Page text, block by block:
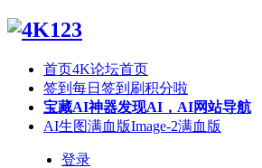
首页4K论坛首页
签到 每日签到刷积分啦
宝藏AI神器发现AI，AI网站导航
AI生图满血版Image-2满血版
登录